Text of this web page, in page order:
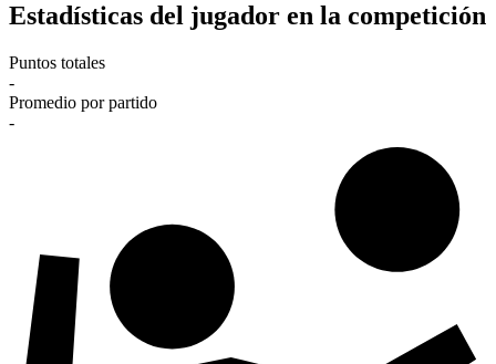
Estadísticas del jugador en la competición
Puntos totales
-
Promedio por partido
-